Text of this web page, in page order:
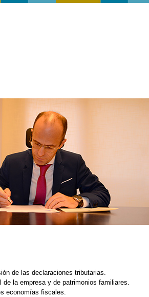
de las declaraciones tributarias.
la empresa y de patrimonios familiares.
economías fiscales.